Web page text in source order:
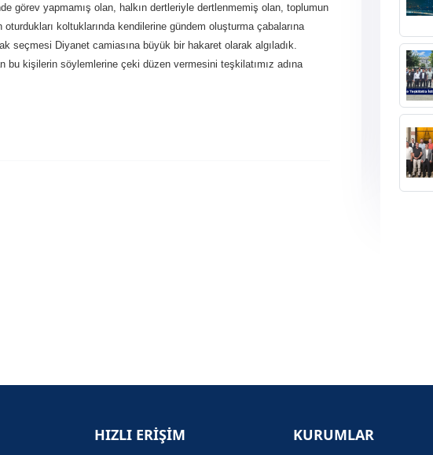
görev yapmamış olan, halkın dertleriyle dertlenmemiş olan, toplumun
koltuklarında kendilerine gündem oluşturma çabalarına
seçmesi Diyanet camiasına büyük bir hakaret olarak algıladık.
bu kişilerin söylemlerine çeki düzen vermesini teşkilatımız adına
HIZLI ERİŞİM KURUMLAR